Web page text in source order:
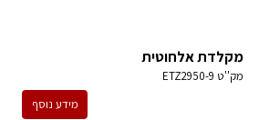
מקלדת אלחוטית
מק''ט ETZ2950-9
מידע נוסף